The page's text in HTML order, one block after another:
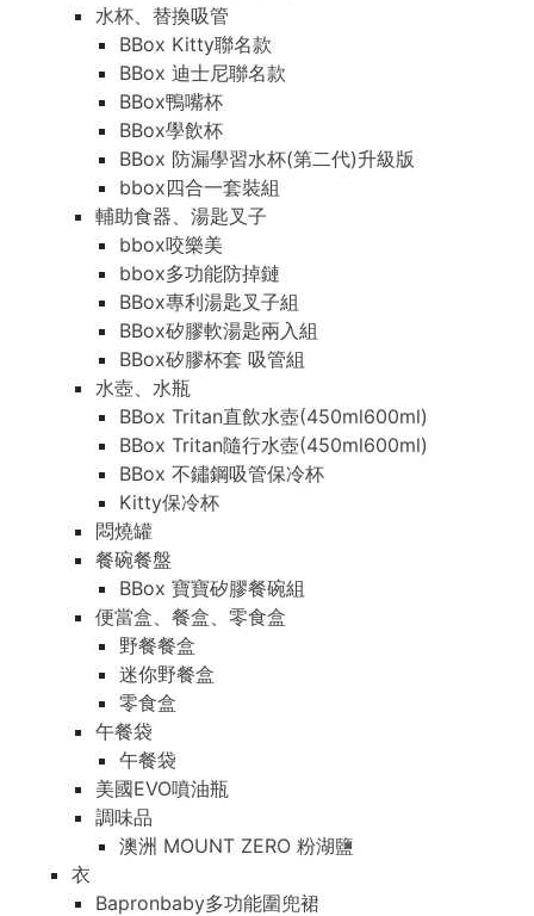
水杯、替換吸管
BBox Kitty聯名款
BBox 迪士尼聯名款
BBox鴨嘴杯
BBox學飲杯
BBox 防漏學習水杯(第二代)升級版
bbox四合一套裝組
輔助食器、湯匙叉子
bbox咬樂美
bbox多功能防掉鏈
BBox專利湯匙叉子組
BBox矽膠軟湯匙兩入組
BBox矽膠杯套 吸管組
水壺、水瓶
BBox Tritan直飲水壺(450ml600ml)
BBox Tritan隨行水壺(450ml600ml)
BBox 不鏽鋼吸管保冷杯
Kitty保冷杯
悶燒罐
餐碗餐盤
BBox 寶寶矽膠餐碗組
便當盒、餐盒、零食盒
野餐餐盒
迷你野餐盒
零食盒
午餐袋
午餐袋
美國EVO噴油瓶
調味品
澳洲 MOUNT ZERO 粉湖鹽
衣
Bapronbaby多功能圍兜裙